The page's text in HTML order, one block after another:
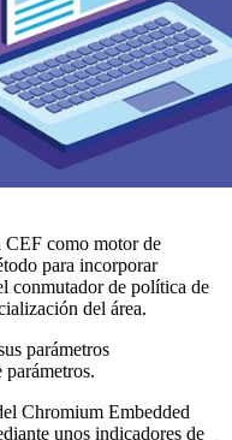
CEF como motor de
para incorporar
conmutador de política de
del área.
parámetros
Chromium Embedded
unos indicadores de